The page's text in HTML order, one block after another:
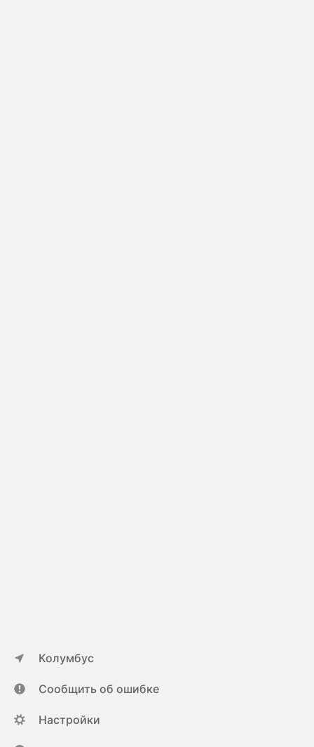
Колумбус
Сообщить об ошибке
Настройки